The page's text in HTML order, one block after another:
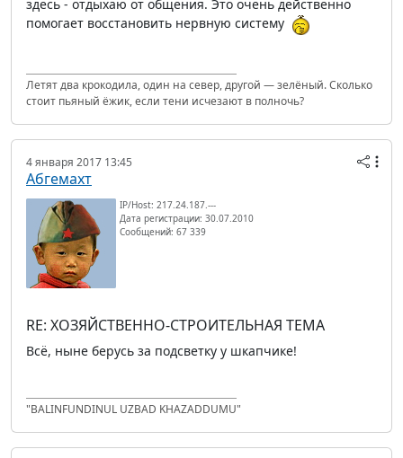
здесь - отдыхаю от общения. Это очень действенно
помогает восстановить нервную систему
Летят два крокодила, один на север, другой — зелёный. Сколько
стоит пьяный ёжик, если тени исчезают в полночь?
4 января 2017 13:45
Абгемахт
IP/Host: 217.24.187.---
Дата регистрации: 30.07.2010
Сообщений: 67 339
RE: ХОЗЯЙСТВЕННО-СТРОИТЕЛЬНАЯ ТЕМА
Всё, ныне берусь за подсветку у шкапчике!
"BALINFUNDINUL UZBAD KHAZADDUMU"